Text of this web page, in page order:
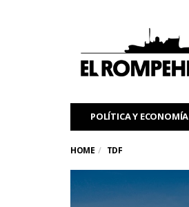
POLÍTICA Y ECONOMÍA
HOME TDF